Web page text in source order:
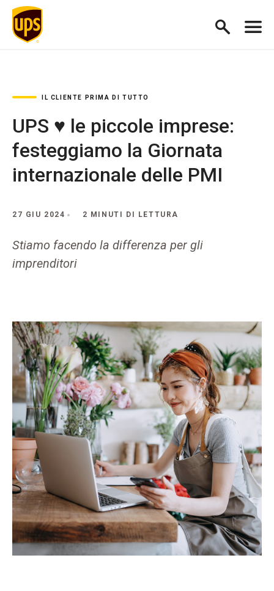
IL CLIENTE PRIMA DI TUTTO
UPS ♥ le piccole imprese:
festeggiamo la Giornata
internazionale delle PMI
27 GIU 2024 2 MINUTI DI LETTURA
Stiamo facendo la differenza per gli
imprenditori